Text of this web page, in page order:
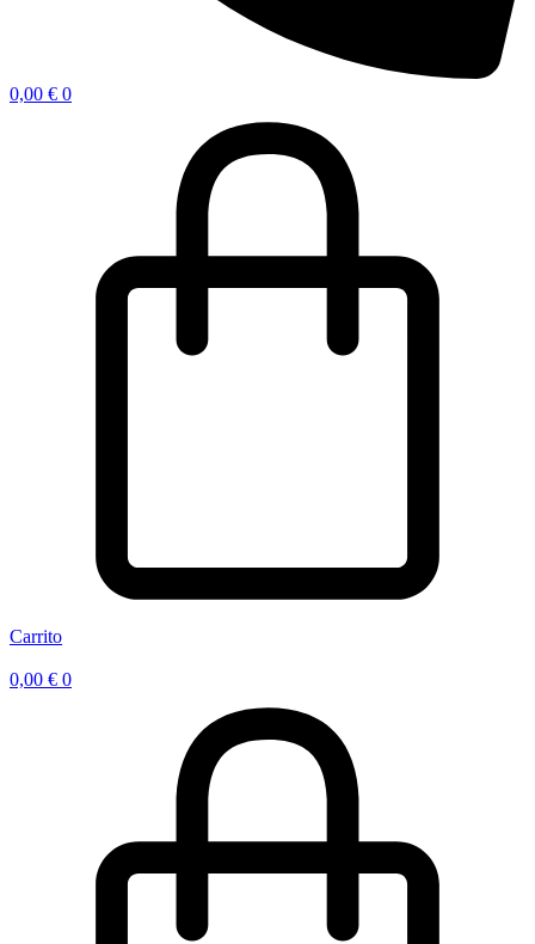
0,00 € 0
Carrito
0,00 € 0